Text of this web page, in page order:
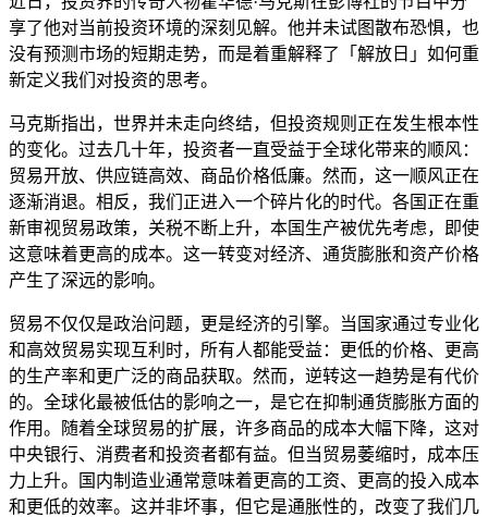
享了他对当前投资环境的深刻见解。他并未试图散布恐惧，也
没有预测市场的短期走势，而是着重解释了「解放日」如何重
新定义我们对投资的思考。
马克斯指出，世界并未走向终结，但投资规则正在发生根本性
的变化。过去几十年，投资者一直受益于全球化带来的顺风：
贸易开放、供应链高效、商品价格低廉。然而，这一顺风正在
逐渐消退。相反，我们正进入一个碎片化的时代。各国正在重
新审视贸易政策，关税不断上升，本国生产被优先考虑，即使
这意味着更高的成本。这一转变对经济、通货膨胀和资产价格
产生了深远的影响。
贸易不仅仅是政治问题，更是经济的引擎。当国家通过专业化
和高效贸易实现互利时，所有人都能受益：更低的价格、更高
的生产率和更广泛的商品获取。然而，逆转这一趋势是有代价
的。全球化最被低估的影响之一，是它在抑制通货膨胀方面的
作用。随着全球贸易的扩展，许多商品的成本大幅下降，这对
中央银行、消费者和投资者都有益。但当贸易萎缩时，成本压
力上升。国内制造业通常意味着更高的工资、更高的投入成本
和更低的效率。这并非坏事，但它是通胀性的，改变了我们几